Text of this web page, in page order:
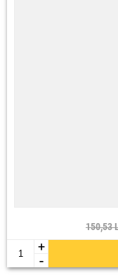
150,53
+
-